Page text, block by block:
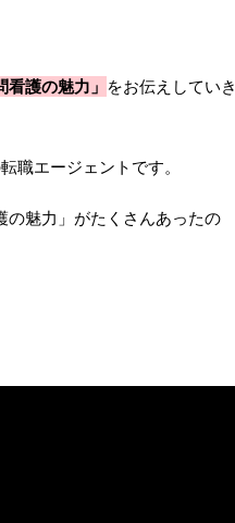
看護の魅力」 をお伝えしていき
職エージェントです。
の魅力」がたくさんあったの